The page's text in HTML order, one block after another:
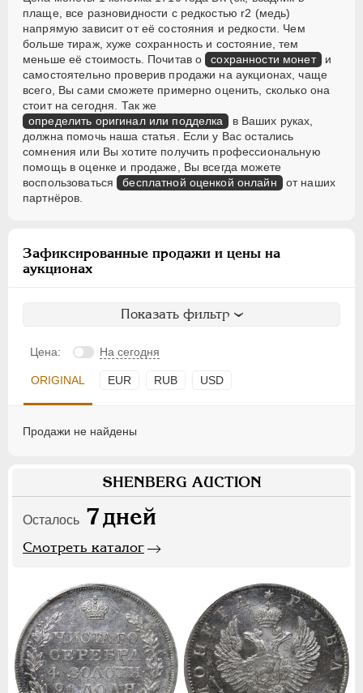
плаще, все разновидности с редкостью r2 (медь)
напрямую зависит от её состояния и редкости. Чем
больше тираж, хуже сохранность и состояние, тем
меньше её стоимость. Почитав о сохранности монет и
самостоятельно проверив продажи на аукционах, чаще
всего, Вы сами сможете примерно оценить, сколько она
стоит на сегодня. Так же
определить оригинал или подделка
в Ваших руках,
должна помочь наша статья. Если у Вас остались
сомнения или Вы хотите получить профессиональную
помощь в оценке и продаже, Вы всегда можете
воспользоваться бесплатной оценкой онлайн от наших
партнёров.
Зафиксированные продажи и цены на
аукционах
Показать фильтр
Цена: На сегодня
ORIGINAL EUR RUB USD
Продажи не найдены
SHENBERG AUCTION
Осталось 7дней
Смотреть каталог